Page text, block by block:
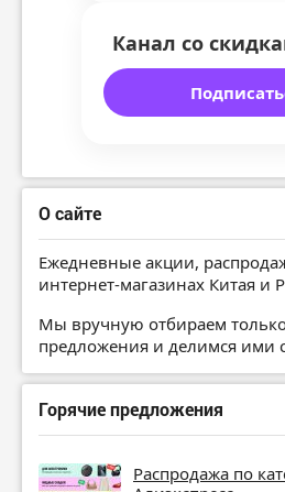
Канал со
О сайте
Ежедневные акции,
интернет-магазинах Китая и
Мы вручную отбираем
предложения и делимся ими
Горячие предложения
Распродажа по